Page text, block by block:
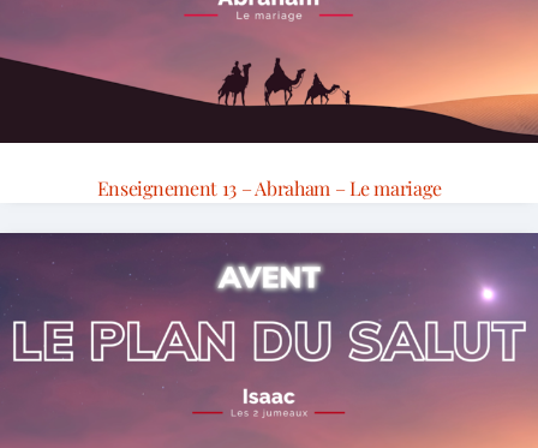
Enseignement 13 – Abraham – Le mariage